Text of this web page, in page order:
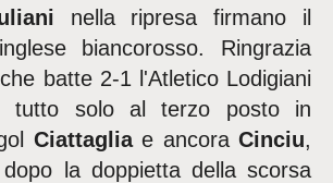
nella ripresa firmano il
biancorosso. Ringrazia
che batte 2-1 l'Atletico Lodigiani
tutto solo al terzo posto in
Ciattagliae ancora Cinciu,
la doppietta della scorsa